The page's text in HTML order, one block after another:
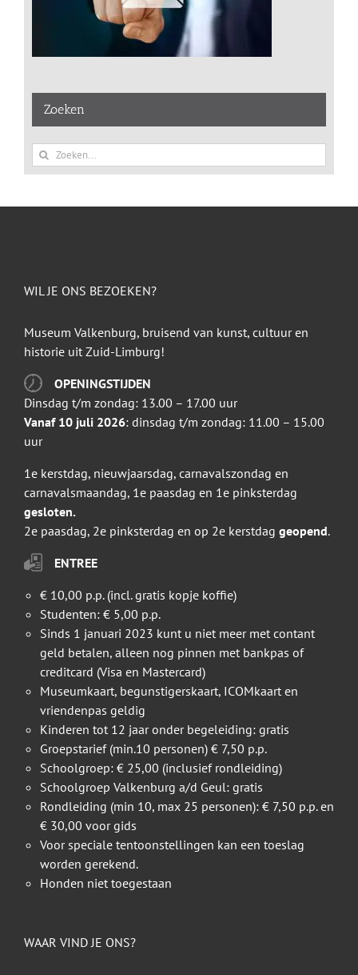
Zoeken
Zoeken
naar:
WIL JE ONS BEZOEKEN?
Museum Valkenburg, bruisend van kunst, cultuur en
historie uit Zuid-Limburg!
OPENINGSTIJDEN
Dinsdag t/m zondag: 13.00 – 17.00 uur
Vanaf 10 juli 2026: dinsdag t/m zondag: 11.00 – 15.00
uur
1e kerstdag, nieuwjaarsdag, carnavalszondag en
carnavalsmaandag, 1e paasdag en 1e pinksterdag
gesloten.
2e paasdag, 2e pinksterdag en op 2e kerstdag geopend.
ENTREE
€ 10,00 p.p. (incl. gratis kopje koffie)
Studenten: € 5,00 p.p.
Sinds 1 januari 2023 kunt u niet meer met contant
geld betalen, alleen nog pinnen met bankpas of
creditcard (Visa en Mastercard)
Museumkaart, begunstigerskaart, ICOMkaart en
vriendenpas geldig
Kinderen tot 12 jaar onder begeleiding: gratis
Groepstarief (min.10 personen) € 7,50 p.p.
Schoolgroep: € 25,00 (inclusief rondleiding)
Schoolgroep Valkenburg a/d Geul: gratis
Rondleiding (min 10, max 25 personen): € 7,50 p.p. en
€ 30,00 voor gids
Voor speciale tentoonstellingen kan een toeslag
worden gerekend.
Honden niet toegestaan
WAAR VIND JE ONS?